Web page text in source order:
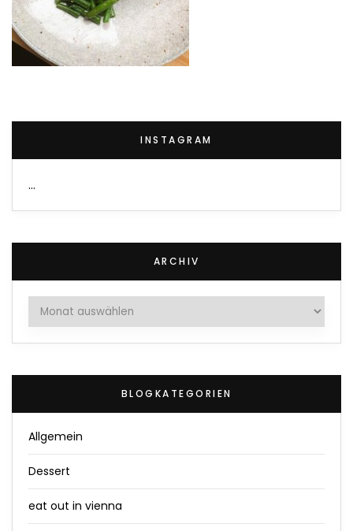
INSTAGRAM
…
ARCHIV
Archiv
BLOGKATEGORIEN
Allgemein
Dessert
eat out in vienna